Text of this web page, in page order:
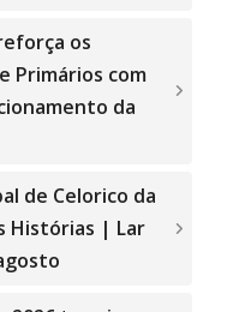
os
Primários com
da
de Celorico da
Histórias | Lar